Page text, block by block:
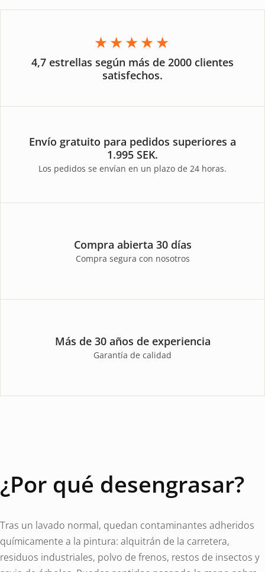
★★★★★
4,7 estrellas según más de 2000 clientes
satisfechos.
Envío gratuito para pedidos superiores a
1.995 SEK.
Los pedidos se envían en un plazo de 24 horas.
Compra abierta 30 días
Compra segura con nosotros
Más de 30 años de experiencia
Garantía de calidad
¿Por qué desengrasar?
Tras un lavado normal, quedan contaminantes adheridos
químicamente a la pintura: alquitrán de la carretera,
residuos industriales, polvo de frenos, restos de insectos y